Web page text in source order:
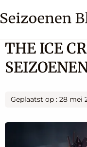
THE ICE
Geplaatst op : 28 mei